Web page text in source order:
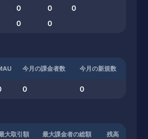
0 0
0
0 0
今月の課金者数 今月の新規数
0 0
大取引額 最大課金者の総額 残高